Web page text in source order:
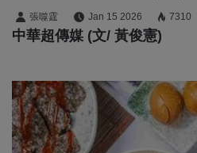
2026世界棒球經
張噬霆 Jan 15 2026 7310
中華超傳媒 (文/ 黃俊憲)